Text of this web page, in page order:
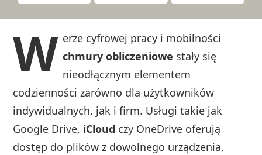
W erze cyfrowej pracy i mobilności
chmury obliczeniowe stały się
nieodłącznym elementem
codzienności zarówno dla użytkowników
indywidualnych, jak i firm. Usługi takie jak
Google Drive, iCloud czy OneDrive oferują
dostęp do plików z dowolnego urządzenia,